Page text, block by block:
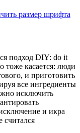
размер шрифта
подход DIY: do it
касается: люди
и приготовить
все ингредиенты
исключить
и икра
считался